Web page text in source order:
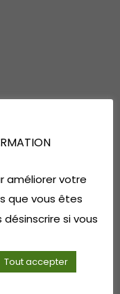
améliorer votre
que vous êtes
si vous
Tout accepter